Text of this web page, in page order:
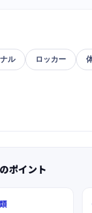
ル ロッカー
ポイント